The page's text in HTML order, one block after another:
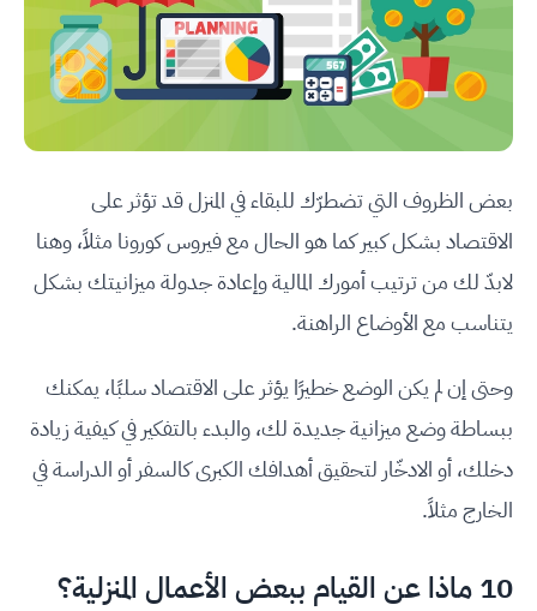
بعض الظروف التي تضطرّك للبقاء في المنزل قد تؤثر على
الاقتصاد بشكل كبير كما هو الحال مع فيروس كورونا مثلاً، وهنا
لابدّ لك من ترتيب أمورك المالية وإعادة جدولة ميزانيتك بشكل
يتناسب مع الأوضاع الراهنة.
وحتى إن لم يكن الوضع خطيرًا يؤثر على الاقتصاد سلبًا، يمكنك
ببساطة وضع ميزانية جديدة لك، والبدء بالتفكير في كيفية زيادة
دخلك، أو الادخّار لتحقيق أهدافك الكبرى كالسفر أو الدراسة في
الخارج مثلاً.
10 ماذا عن القيام ببعض الأعمال المنزلية؟